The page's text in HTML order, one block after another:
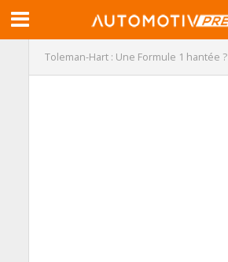
Toleman-Hart : Une Formule 1 hantée ?